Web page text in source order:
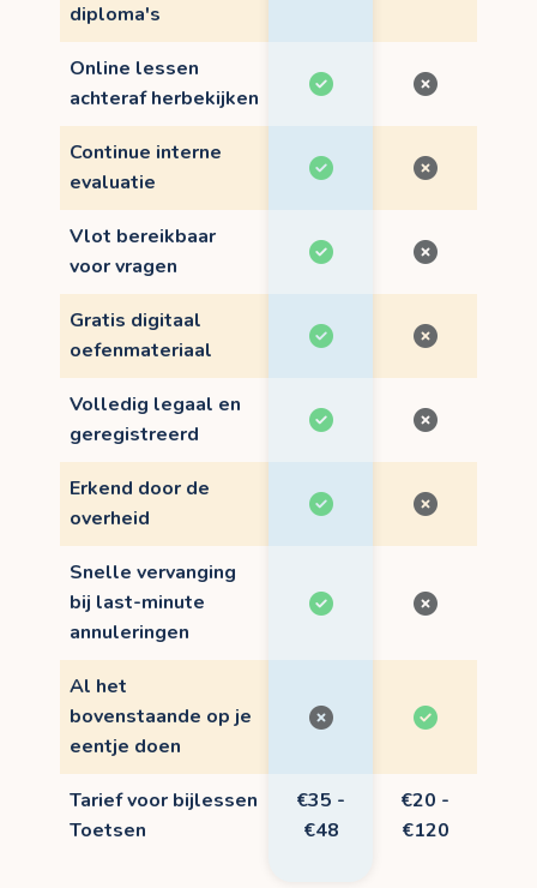
diploma's
Online lessen
achteraf herbekijken
Continue interne
evaluatie
Vlot bereikbaar
voor vragen
Gratis digitaal
oefenmateriaal
Volledig legaal en
geregistreerd
Erkend door de
overheid
Snelle vervanging
bij last-minute
annuleringen
Al het
bovenstaande op je
eentje doen
Tarief voor bijlessen
Toetsen
€35 -
€48
€20 -
€120